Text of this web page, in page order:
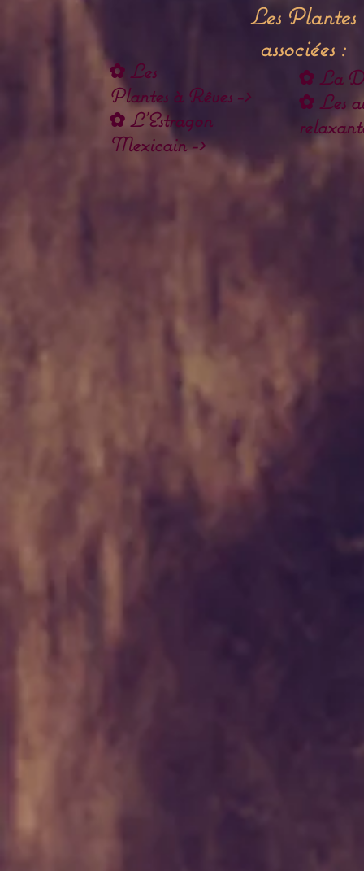
Les Plantes
associées :
✿ La
✿ Les
✿ Les
Plantes à Rêves ->
✿ L'Estragon
Mexicain ->